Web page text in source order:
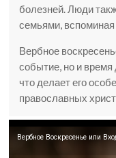
болезней. Люди
семьями, вспоминая
Вербное
событие, но и
что делает его
православных